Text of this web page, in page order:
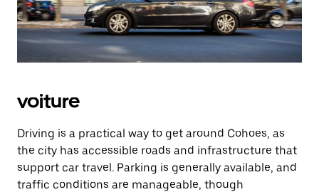
voiture
Driving is a practical way to get around Cohoes, as
the city has accessible roads and infrastructure that
support car travel. Parking is generally available, and
traffic conditions are manageable, though